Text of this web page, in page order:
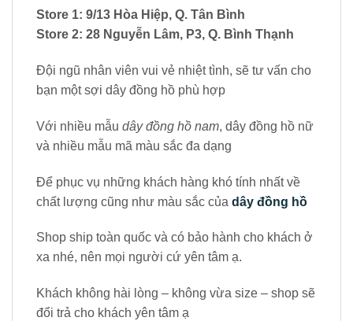
Store 1: 9/13 Hòa Hiệp, Q. Tân Bình
Store 2: 28 Nguyễn Lâm, P3, Q. Bình Thạnh
Đội ngũ nhân viên vui vẻ nhiệt tình, sẽ tư vấn cho
bạn một sợi dây đồng hồ phù hợp
Với nhiều mẫu dây đồng hồ nam, dây đồng hồ nữ
và nhiều mẫu mã màu sắc đa dạng
Để phục vụ những khách hàng khó tính nhất về
chất lượng cũng như màu sắc của dây đồng hồ
Shop ship toàn quốc và có bảo hành cho khách ở
xa nhé, nên mọi người cứ yên tâm ạ.
Khách không hài lòng – không vừa size – shop sẽ
đổi trả cho khách yên tâm ạ